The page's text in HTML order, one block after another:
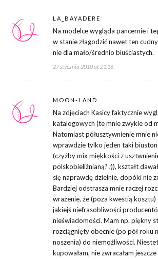
LA_BAYADERE
Na modelce wygląda pancernie i
w stanie złagodzić nawet ten
nie dla mało/średnio biuściastych.
27 stycznia 2010 at 21:16
MOON-LAND
Na zdjęciach Kasicy faktycznie
katalogowych (te mnie zwykle od
Natomiast półusztywnienie mnie
wprawdzie tylko jeden taki
(czyżby mix miękkości z
polskobieliźnianą? ;)), kształt
się naprawdę dzielnie, dopóki nie
Bardziej odstrasza mnie raczej
wrażenie, że (poza kwestią
jakiejś niefrasobliwości
nieświadomości. Mam np. piękny
rozciągnięty obecnie (po pół roku
noszenia) do niemożliwości.
kupowałam, nie zwracałam